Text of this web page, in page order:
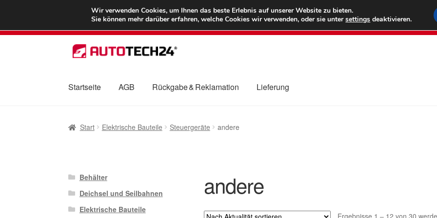
LIEFERUNG ab 6 EUR
(800)
Zur
Navigation
Zum
Inhalt
Startseite AGB Rückgabe & Reklamation Lieferung
Start Elektrische Bauteile Steuergeräte andere
andere
Ergebnisse 1 – 12 von 30
Behälter
Deichsel und Seilbahnen
Elektrische Bauteile
Wir verwenden Cookies, um Ihnen das beste Erlebnis auf unserer Website zu bieten.
Sie können mehr darüber erfahren, welche Cookies wir verwenden, oder sie untersettings deaktivieren.